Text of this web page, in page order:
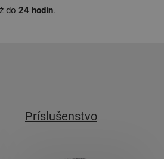
do 24 hodín.
Príslušenstvo